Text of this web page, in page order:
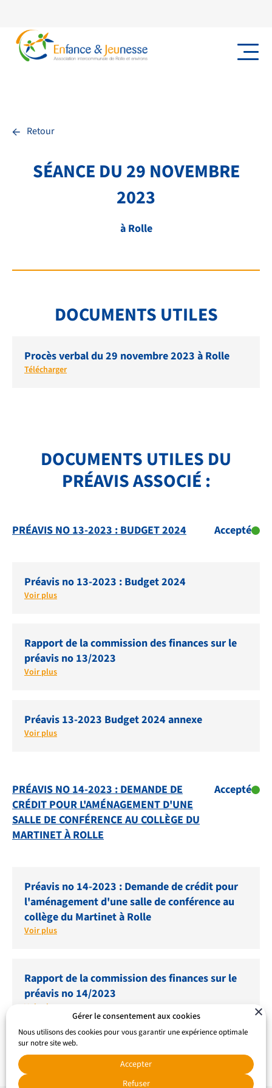
NOS PRESTATIONS
QUI SOMMES-NOUS
BIBLIOTHÈQUE
← Retour
SÉANCE DU 29 NOVEMBRE
2023
à Rolle
DOCUMENTS UTILES
Procès verbal du 29 novembre 2023 à Rolle
Télécharger
DOCUMENTS UTILES DU
PRÉAVIS ASSOCIÉ :
PRÉAVIS NO 13-2023 : BUDGET 2024 Accepté
Préavis no 13-2023 : Budget 2024
Voir plus
Rapport de la commission des finances sur le
préavis no 13/2023
Voir plus
Préavis 13-2023 Budget 2024 annexe
Voir plus
PRÉAVIS NO 14-2023 : DEMANDE DE
CRÉDIT POUR L'AMÉNAGEMENT D'UNE
SALLE DE CONFÉRENCE AU COLLÈGE DU
MARTINET À ROLLE
Accepté
Préavis no 14-2023 : Demande de crédit pour
l'aménagement d'une salle de conférence au
collège du Martinet à Rolle
Voir plus
Rapport de la commission des finances sur le
préavis no 14/2023
Voir plus
Gérer le consentement aux cookies
Nous utilisons des cookies pour vous garantir une expérience optimale
sur notre site web.
Accepter
Refuser